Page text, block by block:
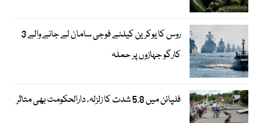
روس کا یوکرین کیلئے فوجی سامان لے جانے والے 3
کارگو جہازوں پر حملہ
فلپائن میں 5.8 شدت کا زلزلہ، دارالحکومت بھی متاثر